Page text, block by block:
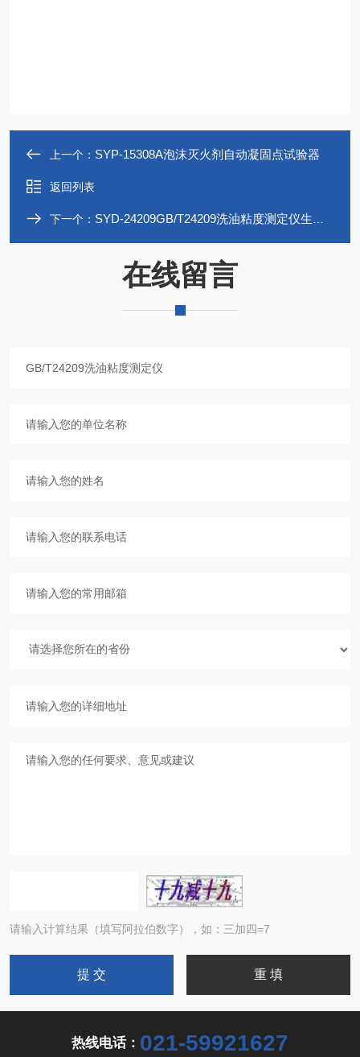
上一个： SYP-15308A泡沫灭火剂自动凝固点试验器
返回列表
下一个： SYD-24209GB/T24209洗油粘度测定仪生产厂家
在线留言
请输入计算结果（填写阿拉伯数字），如：三加四=7
热线电话： 021-59921627